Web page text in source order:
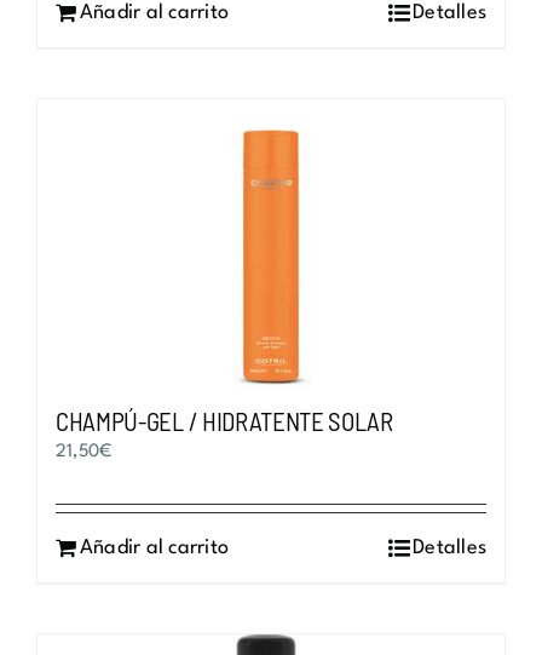
Añadir al carrito Detalles
CHAMPÚ-GEL / HIDRATENTE SOLAR
21,50€
Añadir al carrito Detalles